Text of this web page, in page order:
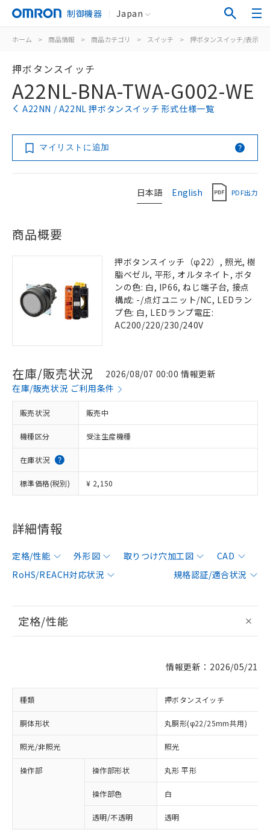
制御機器 Japan
ホーム > 商品情報 > 商品カテゴリ > スイッチ > 押ボタンスイッチ/表示灯
押ボタンスイッチ
A22NL-BNA-TWA-G002-WE
A22NN / A22NL 押ボタンスイッチ 形式仕様一覧
マイリストに追加
日本語 English PDF出力
商品概要
押ボタンスイッチ（φ22）, 照光, 樹
脂ベゼル, 平形, オルタネイト, ボタ
ンの色: 白, IP66, ねじ端子台, 接点
構成: -/点灯ユニット/NC, LEDラン
プ色: 白, LEDランプ電圧:
AC200/220/230/240V
在庫/販売状況
2026/08/07 00:00 情報更新
在庫/販売状況 ご利用条件
販売状況 販売中
機種区分 受注生産機種
在庫状況
標準価格(税別) ¥ 2,150
詳細情報
定格/性能 外形図 取りつけ穴加工図
CAD
RoHS/REACH対応状況
規格認証/適合状況
定格/性能
情報更新：2026/05/21
種類 押ボタンスイッチ
胴体形状 丸胴形(φ22/25mm共用)
照光/非照光 照光
操作部 操作部形状 丸形 平形
操作部色 白
透明/不透明 透明